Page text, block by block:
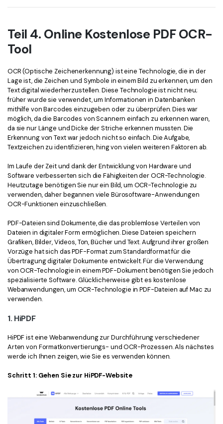
Teil 4. Online Kostenlose PDF OCR-
Tool
OCR (Optische Zeichenerkennung) ist eine Technologie, die in der
Lage ist, die Zeichen und Symbole in einem Bild zu erkennen, um den
Text digital wiederherzustellen. Diese Technologie ist nicht neu;
früher wurde sie verwendet, um Informationen in Datenbanken
mithilfe von Barcodes einzugeben oder zu überprüfen. Dies war
möglich, da die Barcodes von Scannern einfach zu erkennen waren,
da sie nur Länge und Dicke der Striche erkennen mussten. Die
Erkennung von Text war jedoch nicht so einfach. Die Aufgabe,
Textzeichen zu identifizieren, hing von vielen weiteren Faktoren ab.
Im Laufe der Zeit und dank der Entwicklung von Hardware und
Software verbesserten sich die Fähigkeiten der OCR-Technologie.
Heutzutage benötigen Sie nur ein Bild, um OCR-Technologie zu
verwenden, daher begannen viele Bürosoftware-Anwendungen
OCR-Funktionen einzuschließen.
PDF-Dateien sind Dokumente, die das problemlose Verteilen von
Dateien in digitaler Form ermöglichen. Diese Dateien speichern
Grafiken, Bilder, Videos, Ton, Bücher und Text. Aufgrund ihrer großen
Vorzüge hat sich das PDF-Format zum Standardformat für die
Übertragung digitaler Dokumente entwickelt. Für die Verwendung
von OCR-Technologie in einem PDF-Dokument benötigen Sie jedoch
spezialisierte Software. Glücklicherweise gibt es kostenlose
Webanwendungen, um OCR-Technologie in PDF-Dateien auf Mac zu
verwenden.
1. HiPDF
HiPDF ist eine Webanwendung zur Durchführung verschiedener
Arten von Formatkonvertierungs- und OCR-Prozessen. Als nächstes
werde ich Ihnen zeigen, wie Sie es verwenden können.
Schritt 1: Gehen Sie zur HiPDF-Website